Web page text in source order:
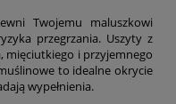
Twojemu maluszkowi
przegrzania. Uszyty z
mięciutkiego i przyjemnego
to idealne okrycie
wypełnienia.